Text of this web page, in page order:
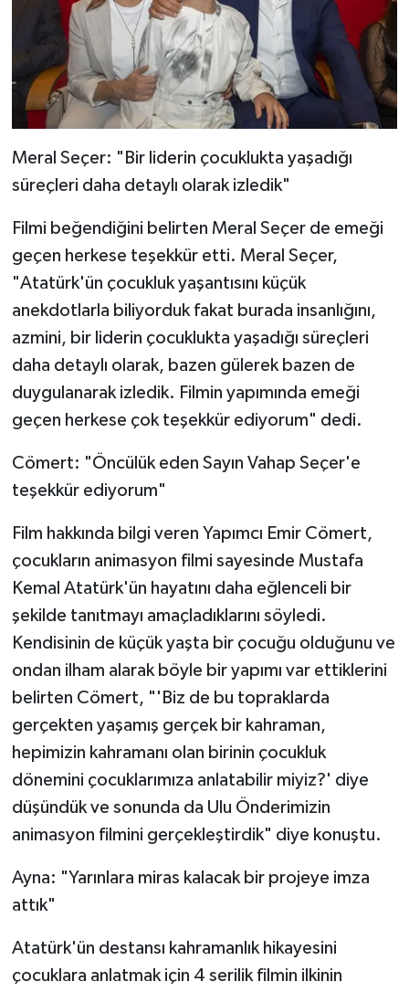
Meral Seçer: "Bir liderin çocuklukta yaşadığı
süreçleri daha detaylı olarak izledik"
Filmi beğendiğini belirten Meral Seçer de emeği
geçen herkese teşekkür etti. Meral Seçer,
"Atatürk'ün çocukluk yaşantısını küçük
anekdotlarla biliyorduk fakat burada insanlığını,
azmini, bir liderin çocuklukta yaşadığı süreçleri
daha detaylı olarak, bazen gülerek bazen de
duygulanarak izledik. Filmin yapımında emeği
geçen herkese çok teşekkür ediyorum" dedi.
Cömert: "Öncülük eden Sayın Vahap Seçer'e
teşekkür ediyorum"
Film hakkında bilgi veren Yapımcı Emir Cömert,
çocukların animasyon filmi sayesinde Mustafa
Kemal Atatürk'ün hayatını daha eğlenceli bir
şekilde tanıtmayı amaçladıklarını söyledi.
Kendisinin de küçük yaşta bir çocuğu olduğunu ve
ondan ilham alarak böyle bir yapımı var ettiklerini
belirten Cömert, "'Biz de bu topraklarda
gerçekten yaşamış gerçek bir kahraman,
hepimizin kahramanı olan birinin çocukluk
dönemini çocuklarımıza anlatabilir miyiz?' diye
düşündük ve sonunda da Ulu Önderimizin
animasyon filmini gerçekleştirdik" diye konuştu.
Ayna: "Yarınlara miras kalacak bir projeye imza
attık"
Atatürk'ün destansı kahramanlık hikayesini
çocuklara anlatmak için 4 serilik filmin ilkinin